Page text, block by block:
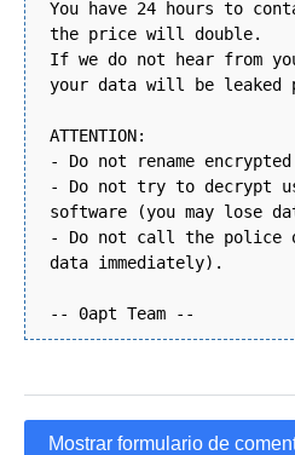
You have 24 hours to
the price will double.
If we do not hear from
your data will be leaked
ATTENTION:
- Do not rename
- Do not try to decrypt
software (you may lose
- Do not call the police
data immediately).
-- 0apt Team --
Mostrar formulario de